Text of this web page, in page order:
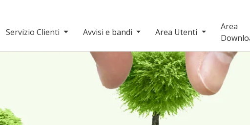
Servizio Clienti Avvisi e bandi Area Utenti
Area